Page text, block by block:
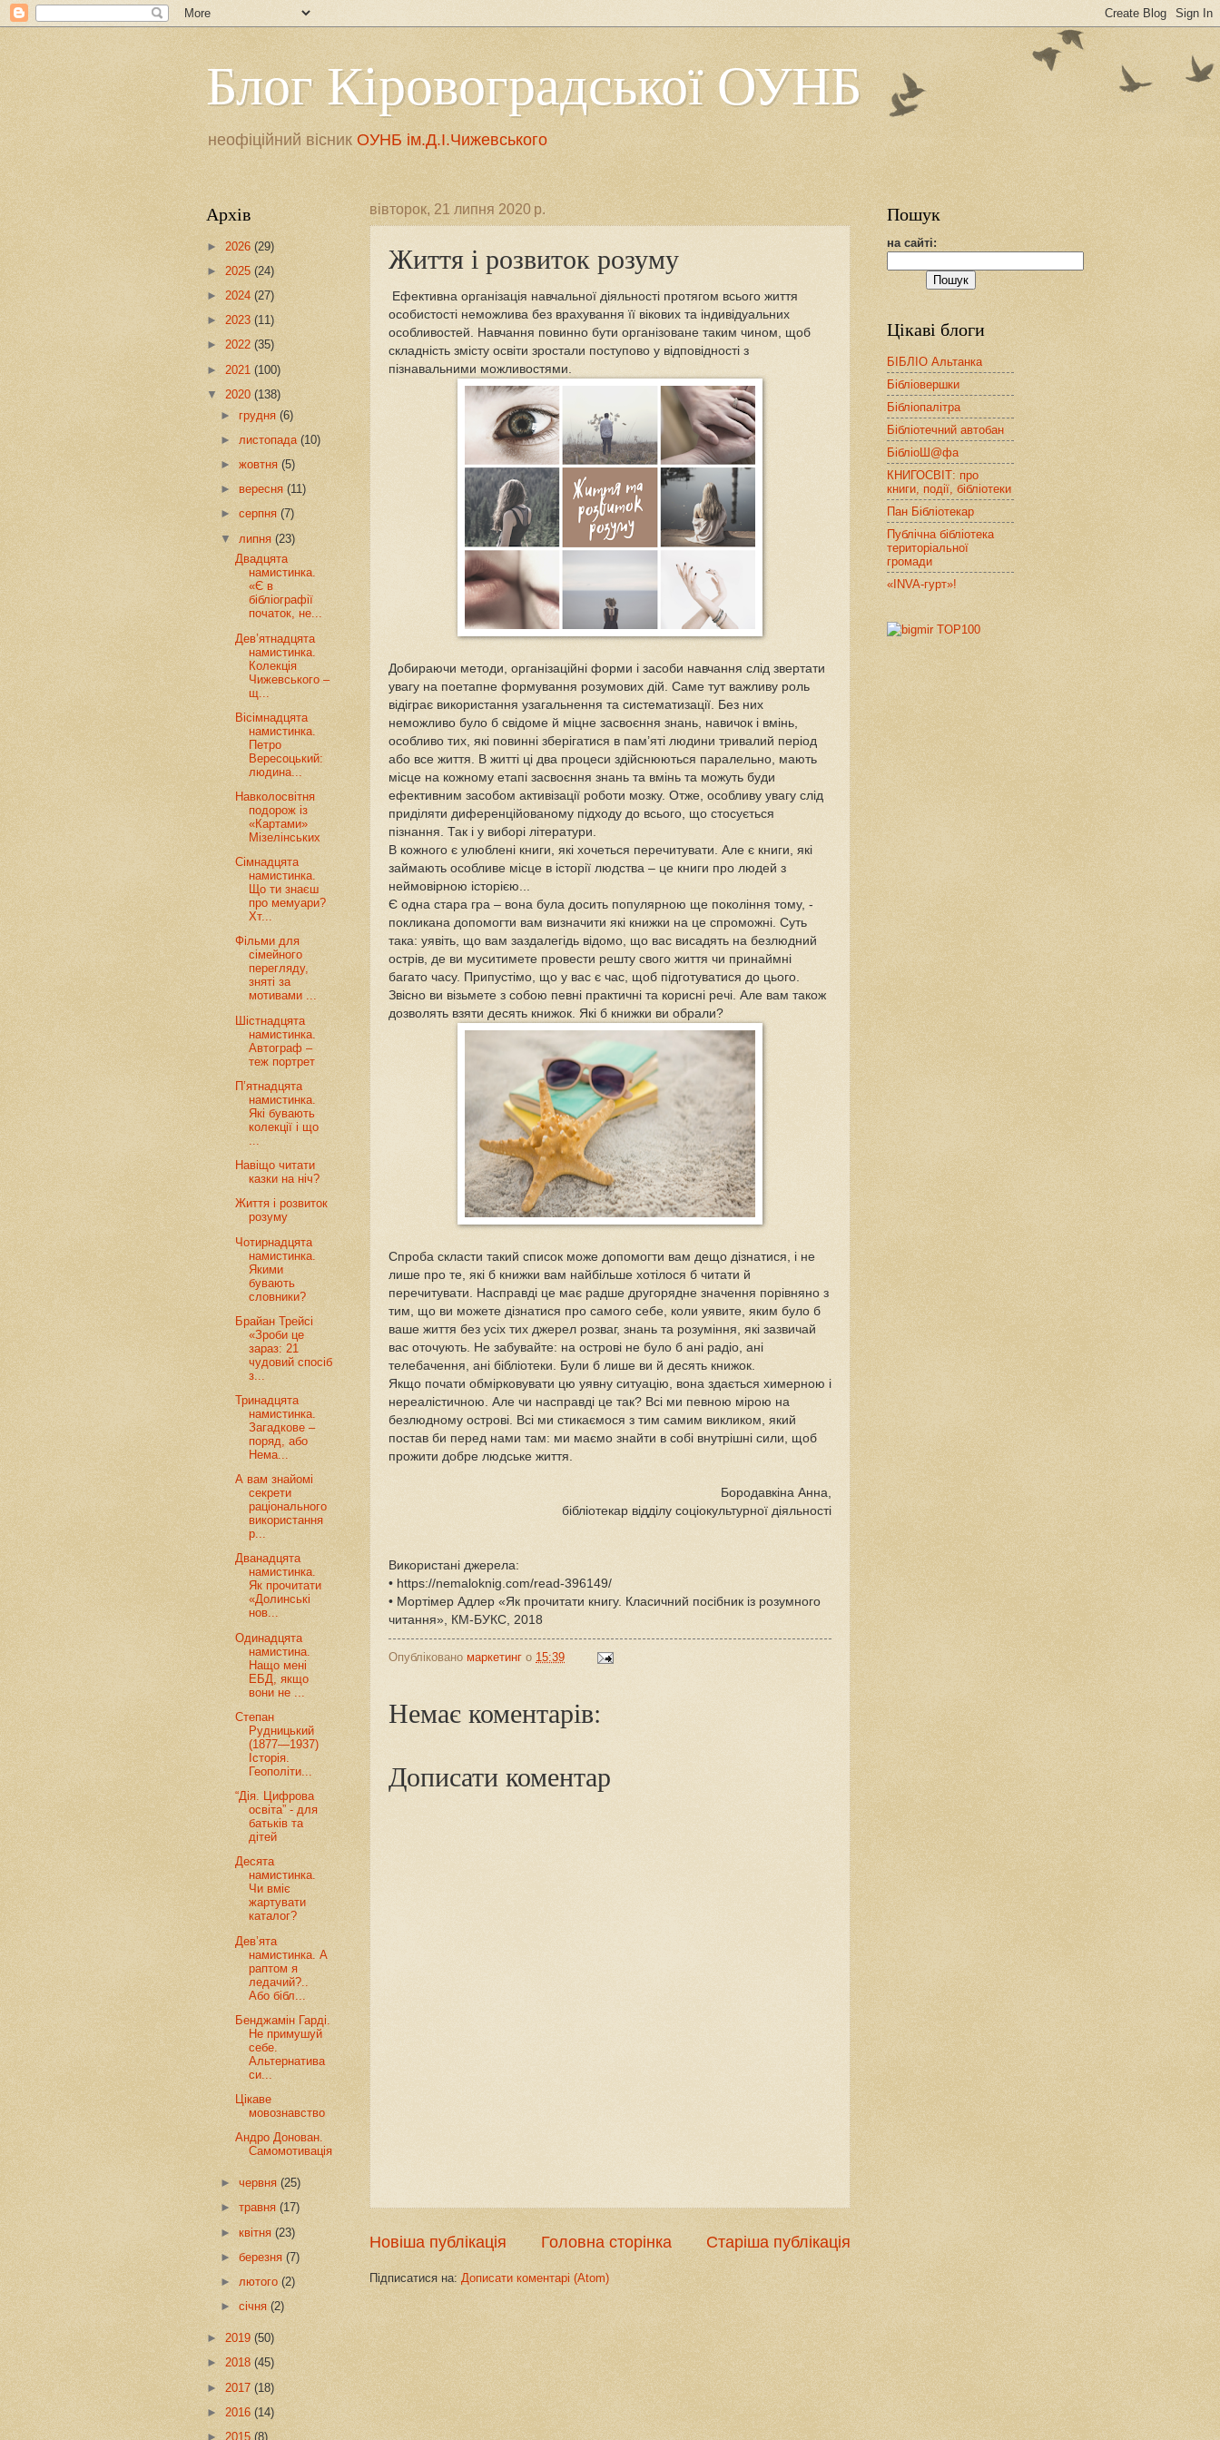
Блог Кіровоградської ОУНБ
неофіційний вісник ОУНБ ім.Д.І.Чижевського
вівторок, 21 липня 2020 р.
Життя і розвиток розуму
Ефективна організація навчальної діяльності протягом всього життя
особистості неможлива без врахування її вікових та індивідуальних
особливостей. Навчання повинно бути організоване таким чином, щоб
складність змісту освіти зростали поступово у відповідності з
пізнавальними можливостями.
Добираючи методи, організаційні форми і засоби навчання слід звертати
увагу на поетапне формування розумових дій. Саме тут важливу роль
відіграє використання узагальнення та систематизації. Без них
неможливо було б свідоме й міцне засвоєння знань, навичок і вмінь,
особливо тих, які повинні зберігатися в пам’яті людини тривалий період
або все життя. В житті ці два процеси здійснюються паралельно, мають
місце на кожному етапі засвоєння знань та вмінь та можуть буди
ефективним засобом активізації роботи мозку. Отже, особливу увагу слід
приділяти диференційованому підходу до всього, що стосується
пізнання. Так і у виборі літератури.
В кожного є улюблені книги, які хочеться перечитувати. Але є книги, які
займають особливе місце в історії людства – це книги про людей з
неймовірною історією...
Є одна стара гра – вона була досить популярною ще покоління тому, -
покликана допомогти вам визначити які книжки на це спроможні. Суть
така: уявіть, що вам заздалегідь відомо, що вас висадять на безлюдний
острів, де ви муситимете провести решту свого життя чи принаймні
багато часу. Припустімо, що у вас є час, щоб підготуватися до цього.
Звісно ви візьмете з собою певні практичні та корисні речі. Але вам також
дозволять взяти десять книжок. Які б книжки ви обрали?
Спроба скласти такий список може допомогти вам дещо дізнатися, і не
лише про те, які б книжки вам найбільше хотілося б читати й
перечитувати. Насправді це має радше другорядне значення порівняно з
тим, що ви можете дізнатися про самого себе, коли уявите, яким було б
ваше життя без усіх тих джерел розваг, знань та розуміння, які зазвичай
вас оточують. Не забувайте: на острові не було б ані радіо, ані
телебачення, ані бібліотеки. Були б лише ви й десять книжок.
Якщо почати обмірковувати цю уявну ситуацію, вона здається химерною і
нереалістичною. Але чи насправді це так? Всі ми певною мірою на
безлюдному острові. Всі ми стикаємося з тим самим викликом, який
постав би перед нами там: ми маємо знайти в собі внутрішні сили, щоб
прожити добре людське життя.
Бородавкіна Анна,
бібліотекар відділу соціокультурної діяльності
Використані джерела:
• https://nemaloknig.com/read-396149/
• Мортімер Адлер «Як прочитати книгу. Класичний посібник із розумного
читання», КМ-БУКС, 2018
Опубліковано маркетинг о 15:39
Немає коментарів:
Дописати коментар
Новіша публікація Старіша публікація
Головна сторінка
Підписатися на: Дописати коментарі (Atom)
Архів
► 2026 (29)
► 2025 (24)
► 2024 (27)
► 2023 (11)
► 2022 (35)
► 2021 (100)
▼ 2020 (138)
►грудня(6)
► листопада(10)
►жовтня(5)
►вересня(11)
►серпня(7)
▼ липня(23)
Двадцята
намистинка.
«Є в
бібліографії
початок, не...
Дев’ятнадцята
намистинка.
Колекція
Чижевського –
щ...
Вісімнадцята
намистинка.
Петро
Вересоцький:
людина...
Навколосвітня
подорож із
«Картами»
Мізелінських
Сімнадцята
намистинка.
Що ти знаєш
про мемуари?
Хт...
Фільми для
сімейного
перегляду,
зняті за
мотивами ...
Шістнадцята
намистинка.
Автограф –
теж портрет
П’ятнадцята
намистинка.
Які бувають
колекції і що
Навіщо читати
казки на ніч?
Життя і розвиток
розуму
Чотирнадцята
намистинка.
Якими
бувають
словники?
Брайан Трейсі
«Зроби це
зараз: 21
чудовий спосіб
з...
Тринадцята
намистинка.
Загадкове –
поряд, або
Нема...
А вам знайомі
секрети
раціонального
використання
р...
Дванадцята
намистинка.
Як прочитати
«Долинські
нов...
Одинадцята
намистина.
Нащо мені
ЕБД, якщо
вони не ...
Степан
Рудницький
(1877—1937)
Історія.
Геополіти...
“Дія. Цифрова
освіта” - для
батьків та
дітей
Десята
намистинка.
Чи вміє
жартувати
каталог?
Дев’ята
намистинка. А
раптом я
ледачий?..
Або бібл...
Бенджамін Гарді.
Не примушуй
себе.
Альтернатива
си...
Цікаве
мовознавство
Андро Донован.
Самомотивація
►червня(25)
►травня(17)
►квітня(23)
►березня(7)
► лютого(2)
►січня(2)
► 2019 (50)
► 2018 (45)
► 2017 (18)
► 2016 (14)
► 2015 (8)
Пошук
на сайті:
Цікаві блоги
БІБЛІО Альтанка
Бібліовершки
Бібліопалітра
Бібліотечний автобан
БібліоШ@фа
КНИГОСВІТ: про
книги, події, бібліотеки
Пан Бібліотекар
Публічна бібліотека
територіальної
громади
«INVA-гурт»!